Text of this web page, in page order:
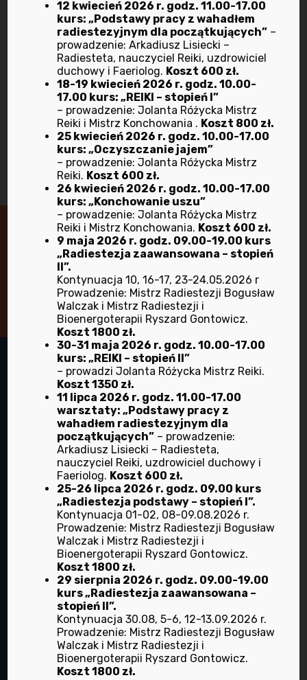
terapeutycznyc
h Kamertonów
– który
poprowadzi
Anna Żbik.
Next post
Masz pytania lub wątpliwości?
Skontaktuj się z nami!
ul. Ofiar Oświęcimskich 44a/8 oficyna
50-059 Wrocław
+48 71 372 37 11
Biorad stowarzyszenie
które pomaga ludziom.
Znajdź nas na Facebooku
Facebook
12 kwiecień 2026 r. godz. 11.00-17.00
kurs: „Podstawy pracy z wahadłem
radiestezyjnym dla początkujących” –
prowadzenie: Arkadiusz Lisiecki –
Radiesteta, nauczyciel Reiki, uzdrowiciel
duchowy i Faeriolog. Koszt 600 zł.
18-19 kwiecień 2026 r. godz. 10.00-
17.00 kurs: „REIKI – stopień I”
– prowadzenie: Jolanta Różycka Mistrz
Reiki i Mistrz Konchowania . Koszt 800 zł.
25 kwiecień 2026 r. godz. 10.00-17.00
kurs: „Oczyszczanie jajem”
– prowadzenie: Jolanta Różycka Mistrz
Reiki. Koszt 600 zł.
26 kwiecień 2026 r. godz. 10.00-17.00
kurs: „Konchowanie uszu”
– prowadzenie: Jolanta Różycka Mistrz
Reiki i Mistrz Konchowania. Koszt 600 zł.
9 maja 2026 r. godz. 09.00-19.00 kurs
„Radiestezja zaawansowana – stopień
II”.
Kontynuacja 10, 16-17, 23-24.05.2026 r
Prowadzenie: Mistrz Radiestezji Bogusław
Walczak i Mistrz Radiestezji i
Bioenergoterapii Ryszard Gontowicz.
Koszt 1800 zł.
30-31 maja 2026 r. godz. 10.00-17.00
kurs: „REIKI – stopień II”
– prowadzi Jolanta Różycka Mistrz Reiki.
Koszt 1350 zł.
11 lipca 2026 r. godz. 11.00-17.00
warsztaty: „Podstawy pracy z
wahadłem radiestezyjnym dla
początkujących” – prowadzenie:
Arkadiusz Lisiecki – Radiesteta,
nauczyciel Reiki, uzdrowiciel duchowy i
Faeriolog. Koszt 600 zł.
25-26 lipca 2026 r. godz. 09.00 kurs
„Radiestezja podstawy – stopień I”.
Kontynuacja 01-02, 08-09.08.2026 r.
Prowadzenie: Mistrz Radiestezji Bogusław
Walczak i Mistrz Radiestezji i
Bioenergoterapii Ryszard Gontowicz.
Koszt 1800 zł.
29 sierpnia 2026 r. godz. 09.00-19.00
kurs „Radiestezja zaawansowana –
stopień II”.
Kontynuacja 30.08, 5-6, 12-13.09.2026 r.
Prowadzenie: Mistrz Radiestezji Bogusław
Walczak i Mistrz Radiestezji i
Bioenergoterapii Ryszard Gontowicz.
Koszt 1800 zł.